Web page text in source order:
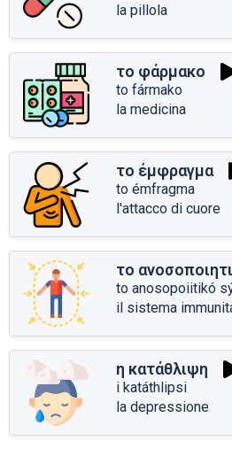
la pillola
το φάρμακο
to fármako
la medicina
το έμφραγμα
to émfragma
l'attacco di cuore
το
to anosopoiitikó
il sistema
η κατάθλιψη
i katáthlipsi
la depressione